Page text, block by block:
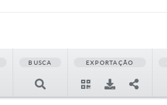
BUSCA EXPORTAÇÃO